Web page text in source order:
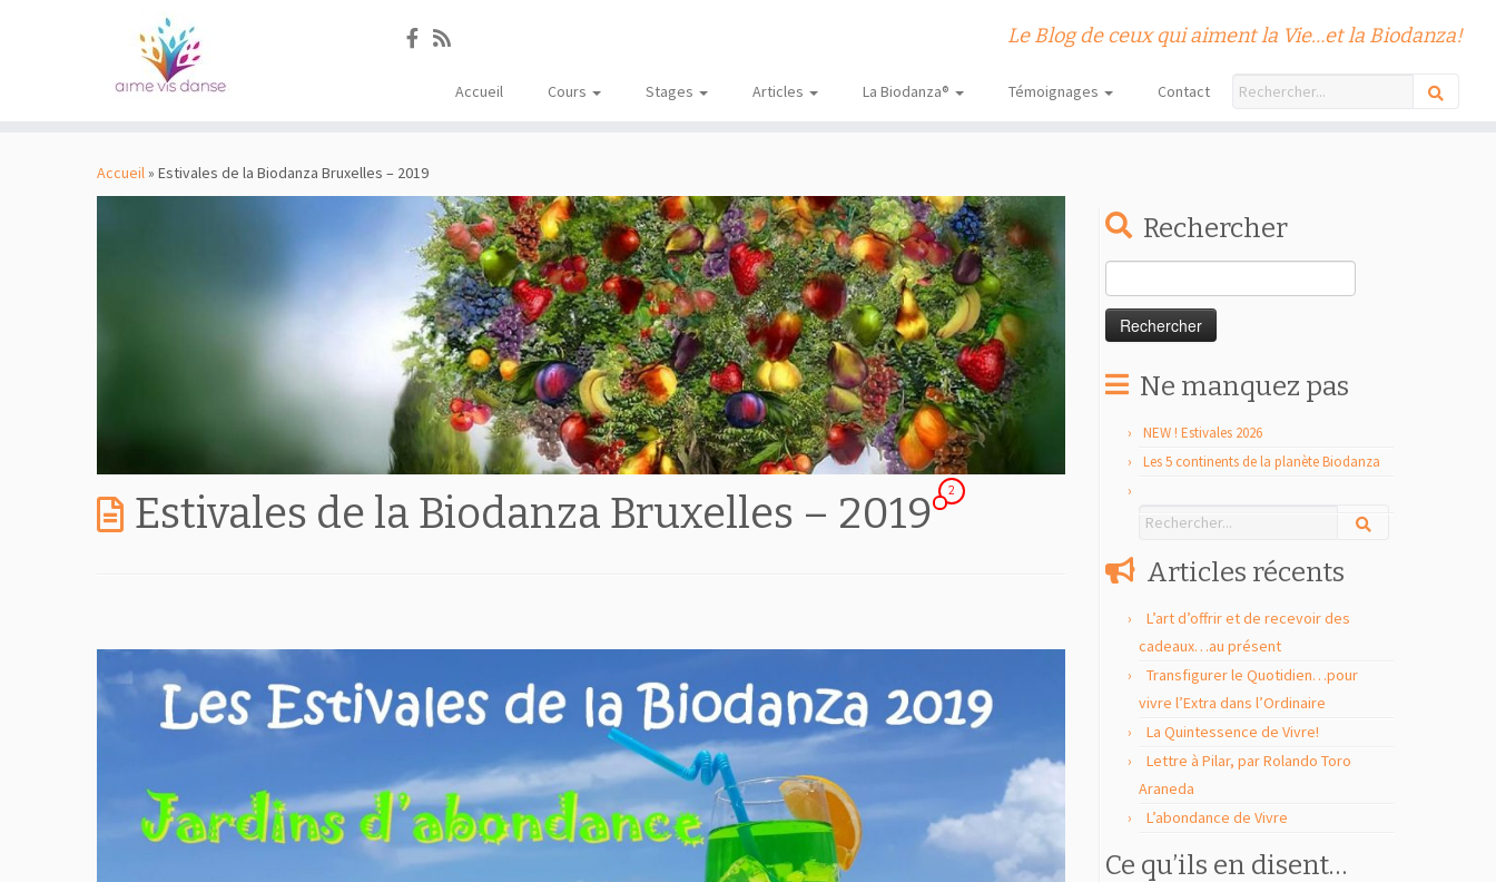
Le Blog de ceux qui aiment la Vie…et la Biodanza!
Accueil Cours Stages Articles La Biodanza® Témoignages Contact
Accueil» Estivales de la Biodanza Bruxelles – 2019
Estivales de la Biodanza Bruxelles – 2019 2
Rechercher
Ne manquez pas
NEW ! Estivales 2026
Les 5 continents de la planète Biodanza
Articles récents
L’art d’offrir et de recevoir des
cadeaux…au présent
Transfigurer le Quotidien…pour
vivre l’Extra dans l’Ordinaire
La Quintessence de Vivre!
Lettre à Pilar, par Rolando Toro
Araneda
L’abondance de Vivre
Ce qu’ils en disent…